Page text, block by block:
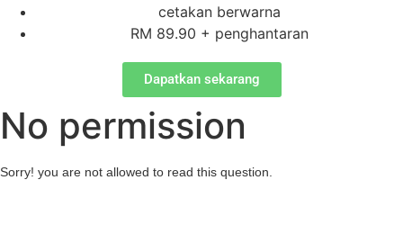
cetakan berwarna
RM 89.90 + penghantaran
Dapatkan sekarang
No permission
Sorry! you are not allowed to read this question.